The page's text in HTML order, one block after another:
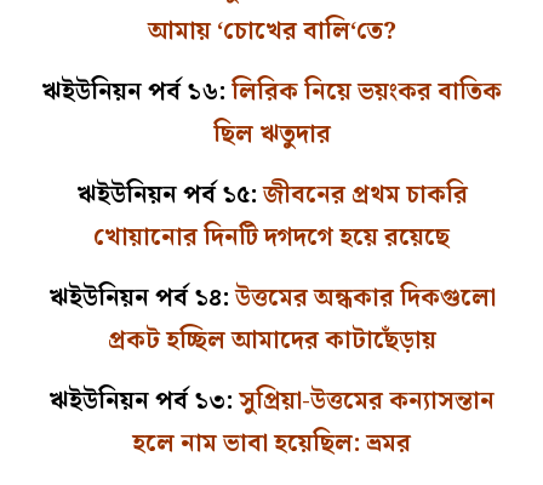
আমায় ‘চোখের বালি‘তে?
ঋইউনিয়ন পর্ব ১৬:লিরিক নিয়ে ভয়ংকর বাতিক
ছিল ঋতুদার
ঋইউনিয়ন পর্ব ১৫:জীবনের প্রথম চাকরি
খোয়ানোর দিনটি দগদগে হয়ে রয়েছে
ঋইউনিয়ন পর্ব ১৪:উত্তমের অন্ধকার দিকগুলো
প্রকট হচ্ছিল আমাদের কাটাছেঁড়ায়
ঋইউনিয়ন পর্ব ১৩:সুপ্রিয়া-উত্তমের কন্যাসন্তান
হলে নাম ভাবা হয়েছিল: ভ্রমর